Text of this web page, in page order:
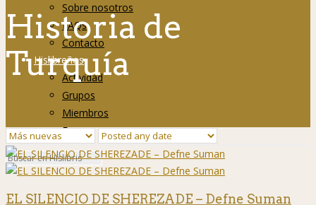
Sobre nosotros
FAQs
Contacto
Hislibreños
Actividad
Grupos
Miembros
Foro
Historia de
Turquía
EL SILENCIO DE SHEREZADE – Defne Suman